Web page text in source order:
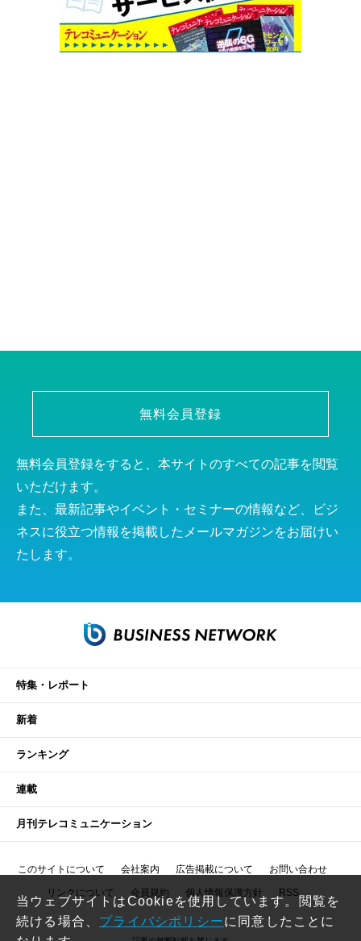
無料会員登録
無料会員登録をすると、本サイトのすべての記事を閲覧
いただけます。
また、最新記事やイベント・セミナーの情報など、ビジ
ネスに役立つ情報を掲載したメールマガジンをお届けい
たします。
特集・レポート
新着
ランキング
連載
月刊テレコミュニケーション
このサイトについて 会社案内 広告掲載について お問い合わせ
リンクについて 会員規約 個人情報保護方針 RSS
当ウェブサイトはCookieを使用しています。閲覧を
続ける場合、 プライバシポリシーに同意したことに